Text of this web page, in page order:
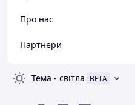
Про нас
Партнери
Тема - світла BETA